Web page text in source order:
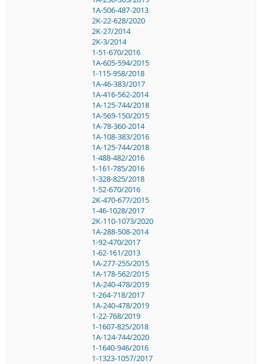
1A-506-487-2013
2K-22-628/2020
2K-27/2014
2K-3/2014
1-51-670/2016
1A-605-594/2015
1-115-958/2018
1A-46-383/2017
1A-416-562-2014
1A-125-744/2018
1A-569-150/2015
1A-78-360-2014
1A-108-383/2016
1A-125-744/2018
1-488-482/2016
1-161-785/2016
1-328-825/2018
1-52-670/2016
2K-470-677/2015
1-46-1028/2017
2K-110-1073/2020
1A-288-508-2014
1-92-470/2017
1-62-161/2013
1A-277-255/2015
1A-178-562/2015
1A-240-478/2019
1-264-718/2017
1A-240-478/2019
1-22-768/2019
1-1607-825/2018
1A-124-744/2020
1-1640-946/2016
1-1323-1057/2017